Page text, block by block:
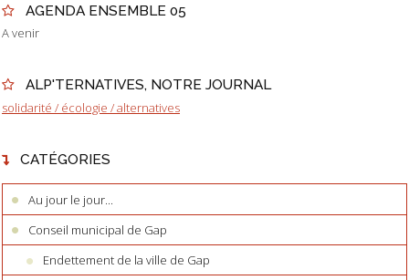
AGENDA ENSEMBLE 05
A venir
ALP'TERNATIVES, NOTRE JOURNAL
solidarité / écologie / alternatives
CATÉGORIES
Au jour le jour...
Conseil municipal de Gap
Endettement de la ville de Gap